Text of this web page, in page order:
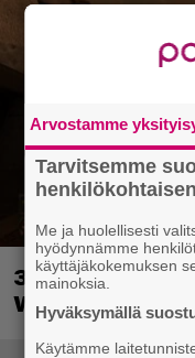
30-vuotias
Wolfenstein-
Arvostamme
Tarvitsemme
Me ja huolellisesti
hyödynnämme
käyttäjäkokemuksen
mainoksia.
Hyväksymällä
Käytämme